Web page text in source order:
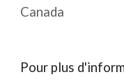
Canada
Pour plus